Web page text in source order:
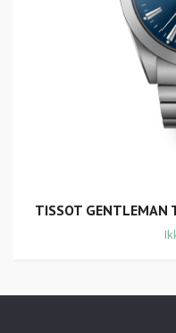
TISSOT